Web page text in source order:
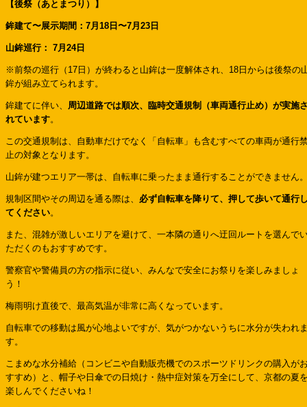
【後祭（あとまつり）】
鉾建て〜展示期間：7月18日〜7月23日
山鉾巡行： 7月24日
※前祭の巡行（17日）が終わると山鉾は一度解体され、18日からは後祭の
鉾が組み立てられます。
鉾建てに伴い、 周辺道路では順次、臨時交通規制（車両通行止め）が実施
れています。
この交通規制は、自動車だけでなく「自転車」も含むすべての車両が通行
止の対象となります。
山鉾が建つエリア一帯は、自転車に乗ったまま通行することができません
規制区間やその周辺を通る際は、 必ず自転車を降りて、押して歩いて通行
てください。
また、混雑が激しいエリアを避けて、一本隣の通りへ迂回ルートを選んで
ただくのもおすすめです。
警察官や警備員の方の指示に従い、みんなで安全にお祭りを楽しみましょ
う！
梅雨明け直後で、最高気温が非常に高くなっています。
自転車での移動は風が心地よいですが、気がつかないうちに水分が失われ
す。
こまめな水分補給（コンビニや自動販売機でのスポーツドリンクの購入が
すすめ）と、帽子や日傘での日焼け・熱中症対策を万全にして、京都の夏
楽しんでくださいね！